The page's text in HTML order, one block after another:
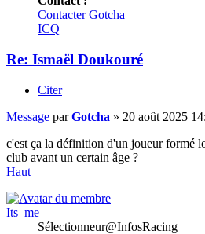
Contacter Gotcha
ICQ
Re: Ismaël Doukouré
Citer
Message parGotcha » 20 août 2025
c'est ça la définition d'un joueur formé
club avant un certain âge ?
Haut
Its_me
Sélectionneur@InfosRacing